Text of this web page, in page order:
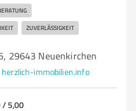
ZUVERLÄSSIGKEIT
29643 Neuenkirchen
herzlich-immobilien.info
/ 5,00